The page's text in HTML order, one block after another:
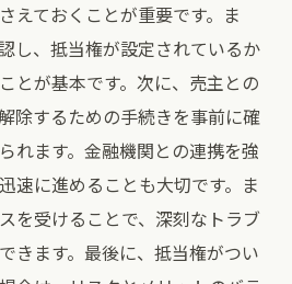
えておくことが重要です。ま
し、抵当権が設定されているか
とが基本です。次に、売主との
除するための手続きを事前に確
れます。金融機関との連携を強
速に進めることも大切です。ま
を受けることで、深刻なトラブ
きます。最後に、抵当権がつい